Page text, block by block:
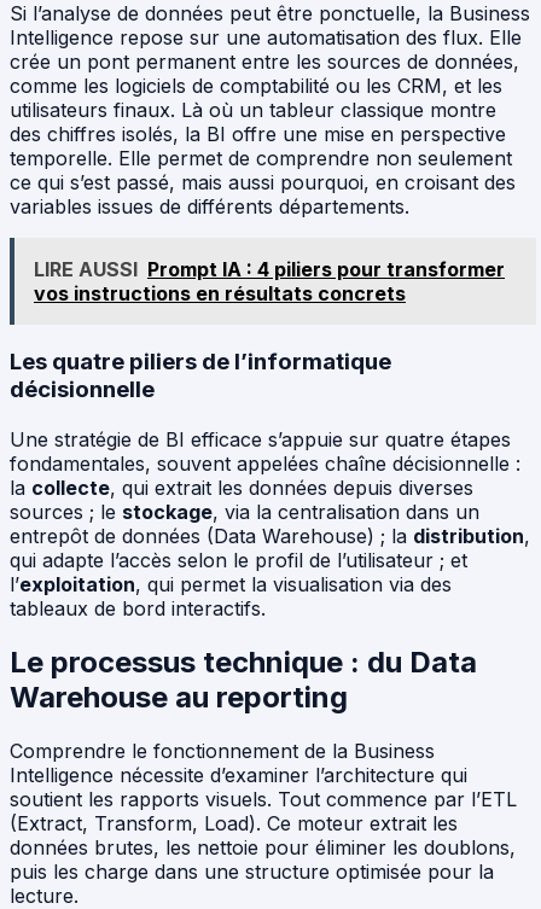
Si l’analyse de données peut être ponctuelle, la Business
Intelligence repose sur une automatisation des flux. Elle
crée un pont permanent entre les sources de données,
comme les logiciels de comptabilité ou les CRM, et les
utilisateurs finaux. Là où un tableur classique montre
des chiffres isolés, la BI offre une mise en perspective
temporelle. Elle permet de comprendre non seulement
ce qui s’est passé, mais aussi pourquoi, en croisant des
variables issues de différents départements.
LIRE AUSSI Prompt IA : 4 piliers pour transformer
vos instructions en résultats concrets
Les quatre piliers de l’informatique
décisionnelle
Une stratégie de BI efficace s’appuie sur quatre étapes
fondamentales, souvent appelées chaîne décisionnelle :
la collecte, qui extrait les données depuis diverses
sources ; le stockage, via la centralisation dans un
entrepôt de données (Data Warehouse) ; la distribution,
qui adapte l’accès selon le profil de l’utilisateur ; et
l’exploitation, qui permet la visualisation via des
tableaux de bord interactifs.
Le processus technique : du Data
Warehouse au reporting
Comprendre le fonctionnement de la Business
Intelligence nécessite d’examiner l’architecture qui
soutient les rapports visuels. Tout commence par l’ETL
(Extract, Transform, Load). Ce moteur extrait les
données brutes, les nettoie pour éliminer les doublons,
puis les charge dans une structure optimisée pour la
lecture.